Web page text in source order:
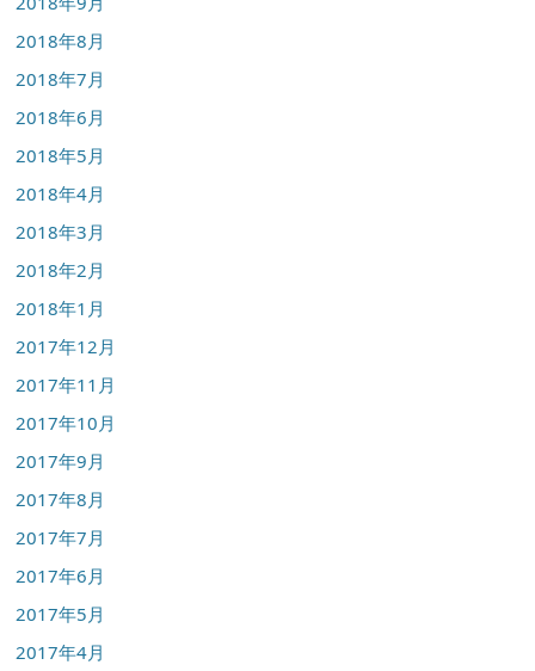
2018年8月
2018年7月
2018年6月
2018年5月
2018年4月
2018年3月
2018年2月
2018年1月
2017年12月
2017年11月
2017年10月
2017年9月
2017年8月
2017年7月
2017年6月
2017年5月
2017年4月